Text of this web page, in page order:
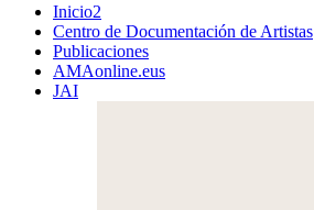
Inicio2
Centro de Documentación de Artistas
Publicaciones
AMAonline.eus
JAI